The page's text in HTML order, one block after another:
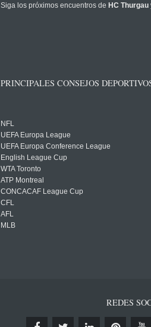
Siga los próximos encuentros de HC Thurgau
PRINCIPALES CONSEJOS
NFL
UEFA Europa League
UEFA Europa Conference League
English League Cup
WTA Toronto
ATP Montreal
CONCACAF League Cup
CFL
AFL
MLB
REDES